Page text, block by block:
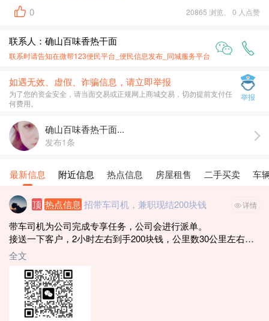
0
20865 浏览、 0 人点赞
联系人：确山百味香热干面
联系时请告知在微帮123便民平台_便民信息发布_同城服务平台
如遇无效、虚假、诈骗信息，请立即举报
为了您的资金安全，请当面交易或正规网上商城交易，切勿提前支付任
何费用。
举报
确山百味香热干面...
发布1条
最新信息 附近信息 热点信息 房屋租售 二手买卖 车
顶 热点信息 招带车司机，兼职现结200块钱 详情
带车司机为公司完成专享任务，公司会进行派单。
接送一下客户，2小时左右到手200块钱，公里数30公里左右，
能做的联系
电话：19116800269（微信同号）
1. 年龄21~59周岁
2. 自备车辆 （河池车牌 · 桂M）
3. 车龄8年内（18年8月-2026年）
3. 驾驶证3年以上
全文